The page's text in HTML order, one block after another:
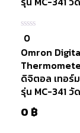
0
ใน
5
0
Omron
ดิจิตอล เทอร์
รุ่น MC-341 วั
0 ฿